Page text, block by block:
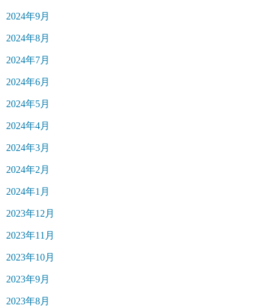
2024年9月
2024年8月
2024年7月
2024年6月
2024年5月
2024年4月
2024年3月
2024年2月
2024年1月
2023年12月
2023年11月
2023年10月
2023年9月
2023年8月